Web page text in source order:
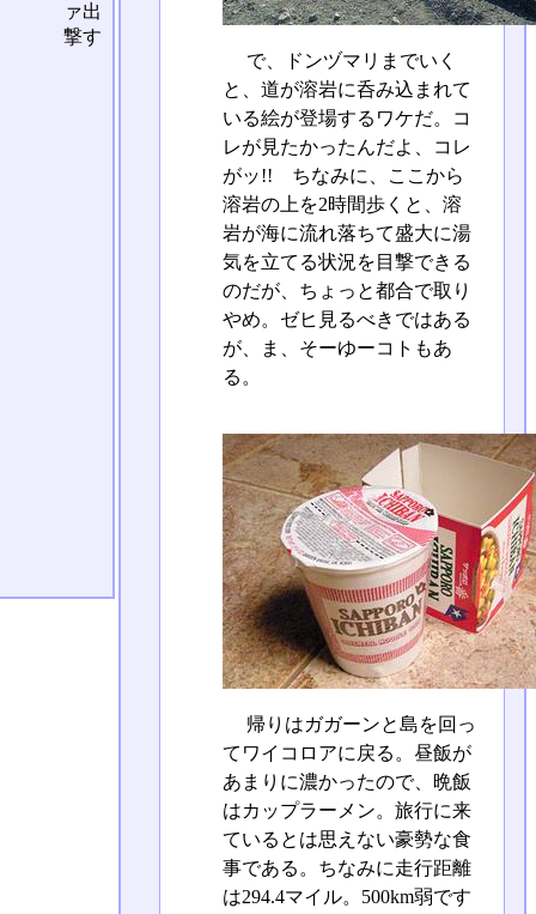
で、ドンヅマリまでいく
と、道が溶岩に呑み込まれて
いる絵が登場するワケだ。コ
レが見たかったんだよ、コレ
がッ!! ちなみに、ここから
溶岩の上を2時間歩くと、溶
岩が海に流れ落ちて盛大に湯
気を立てる状況を目撃できる
のだが、ちょっと都合で取り
やめ。ゼヒ見るべきではある
が、ま、そーゆーコトもあ
る。
帰りはガガーンと島を回っ
てワイコロアに戻る。昼飯が
あまりに濃かったので、晩飯
はカップラーメン。旅行に来
ているとは思えない豪勢な食
事である。ちなみに走行距離
は294.4マイル。500km弱です
ァ出
撃す